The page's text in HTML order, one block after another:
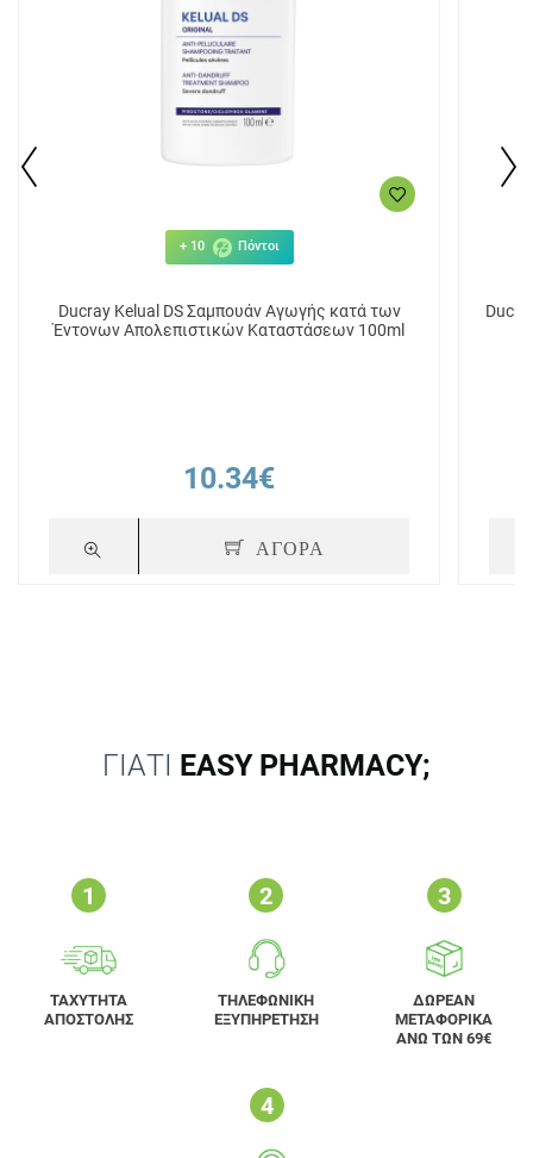
+ 10 Πόντοι
Ducray Kelual DS Σαμπουάν Aγωγής κατά των
Έντονων Απολεπιστικών Καταστάσεων 100ml
10.34€
ΑΓΟΡΑ
ΓΙΑΤΙ EASY PHARMACY;
ΤΑΧΥΤΗΤΑ
ΑΠΟΣΤΟΛΗΣ
ΤΗΛΕΦΩΝΙΚΗ
ΕΞΥΠΗΡΕΤΗΣΗ
ΔΩΡΕΑΝ
ΜΕΤΑΦΟΡΙΚΑ
ΑΝΩ ΤΩΝ 69€